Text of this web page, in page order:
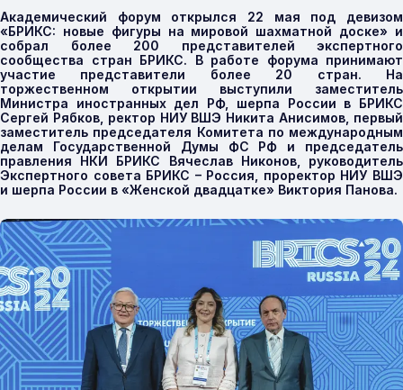
Академический форум открылся 22 мая под девизом
«БРИКС: новые фигуры на мировой шахматной доске» и
собрал более 200 представителей экспертного
сообщества стран БРИКС. В работе форума принимают
участие представители более 20 стран. На
торжественном открытии выступили заместитель
Министра иностранных дел РФ, шерпа России в БРИКС
Сергей Рябков, ректор НИУ ВШЭ Никита Анисимов, первый
заместитель председателя Комитета по международным
делам Государственной Думы ФС РФ и председатель
правления НКИ БРИКС Вячеслав Никонов, руководитель
Экспертного совета БРИКС – Россия, проректор НИУ ВШЭ
и шерпа России в «Женской двадцатке» Виктория Панова.